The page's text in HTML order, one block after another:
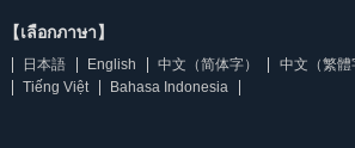
【เลือกภาษา】
日本語 English 中文（简体字） 中文（繁體
Tiếng Việt
Bahasa Indonesia